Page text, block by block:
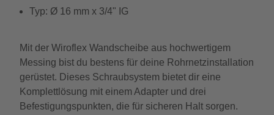
Typ: Ø 16 mm x 3/4" IG
Mit der Wiroflex Wandscheibe aus hochwertigem
Messing bist du bestens für deine Rohrnetzinstallation
gerüstet. Dieses Schraubsystem bietet dir eine
Komplettlösung mit einem Adapter und drei
Befestigungspunkten, die für sicheren Halt sorgen.